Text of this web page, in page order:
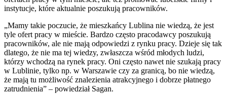
instytucje, które aktualnie poszukują pracowników.
„Mamy takie poczucie, że mieszkańcy Lublina nie wiedzą, że jest
tyle ofert pracy w mieście. Bardzo często pracodawcy poszukują
pracowników, ale nie mają odpowiedzi z rynku pracy. Dzieje się tak
dlatego, że nie ma tej wiedzy, zwłaszcza wśród młodych ludzi,
którzy wchodzą na rynek pracy. Oni często nawet nie szukają pracy
w Lublinie, tylko np. w Warszawie czy za granicą, bo nie wiedzą,
że mają tu możliwość znalezienia atrakcyjnego i dobrze płatnego
zatrudnienia” – powiedział Sagan.